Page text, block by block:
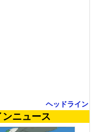
ヘッドライン
ニュース